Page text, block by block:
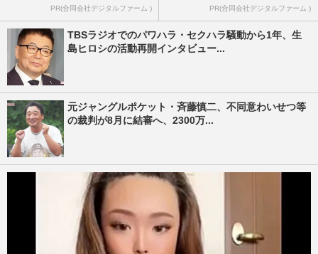
PR(合同会社デジタルファーム ) PR(合同会社デジタルファーム )
TBSラジオでのパワハラ・セクハラ騒動から1年、生
島ヒロシの活動再開インタビュー...
元ジャングルポケット・斉藤慎二、不同意わいせつ等
の裁判が8月に結審へ、2300万...